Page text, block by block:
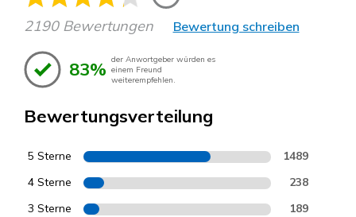
2190 Bewertungen Bewertung schreiben
83% der Anwortgeber würden es
einem Freund
weiterempfehlen.
Bewertungsverteilung
5 Sterne 1489
4 Sterne 238
3 Sterne 189